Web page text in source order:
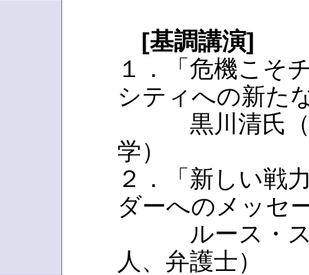
[基調講演]
１．「危機こそ
シティへの新た
黒川清氏（
学）
２．「新しい
ダーへのメッセ
ルース・ス
人、弁護士）